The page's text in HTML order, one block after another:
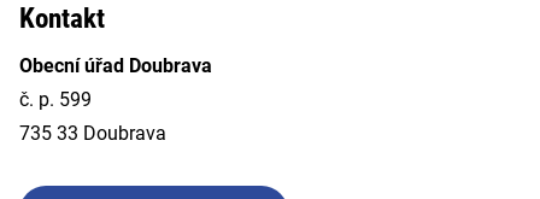
Kontakt
Obecní úřad Doubrava
č. p. 599
735 33 Doubrava